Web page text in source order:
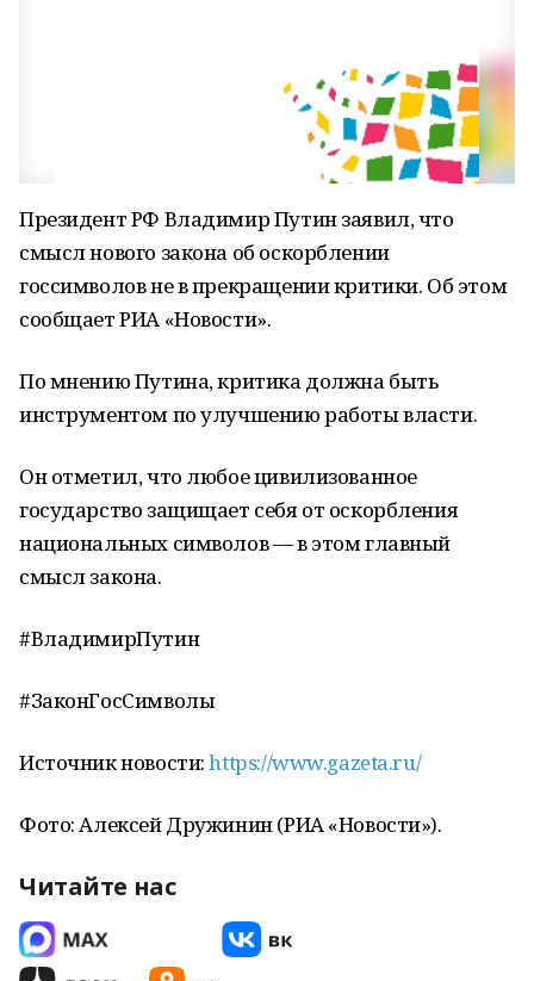
Президент РФ Владимир Путин заявил, что
смысл нового закона об оскорблении
госсимволов не в прекращении критики. Об этом
сообщает РИА «Новости».
По мнению Путина, критика должна быть
инструментом по улучшению работы власти.
Он отметил, что любое цивилизованное
государство защищает себя от оскорбления
национальных символов — в этом главный
смысл закона.
#ВладимирПутин
#ЗаконГосСимволы
Источник новости:https://www.gazeta.ru/
Фото: Алексей Дружинин (РИА «Новости»).
Читайте нас